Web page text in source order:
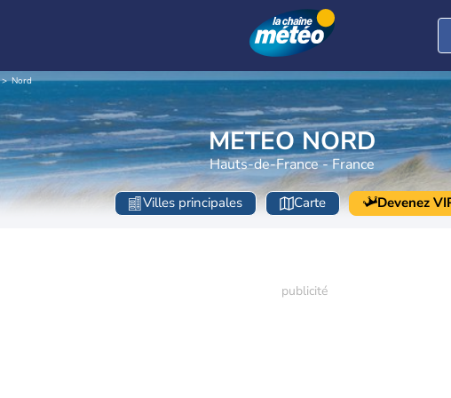
Nord
METEO NORD
Hauts-de-France - France
Villes principales Carte Devenez